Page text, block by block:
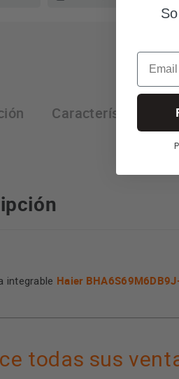
Características
integrable Haier
todas sus
Email